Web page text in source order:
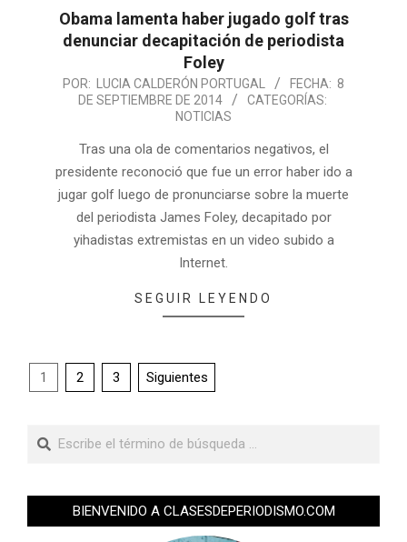
Obama lamenta haber jugado golf tras
denunciar decapitación de periodista
Foley
POR: LUCIA CALDERÓN PORTUGAL FECHA: 8
DE SEPTIEMBRE DE 2014
CATEGORÍAS:
NOTICIAS
Tras una ola de comentarios negativos, el
presidente reconoció que fue un error haber ido a
jugar golf luego de pronunciarse sobre la muerte
del periodista James Foley, decapitado por
yihadistas extremistas en un video subido a
Internet.
SEGUIR LEYENDO
1 2 3 Siguientes
BIENVENIDO A CLASESDEPERIODISMO.COM